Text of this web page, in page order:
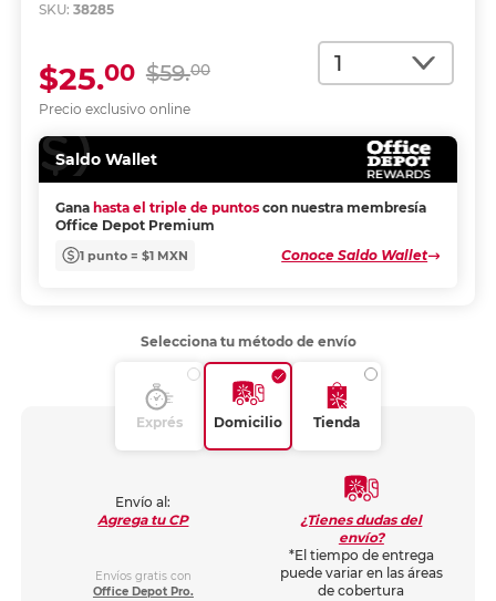
SKU: 38285
Cantidad
Precio exclusivo online
$59.00
$25.00
Saldo Wallet
Gana hasta el triple de puntos con nuestra membresía
Office Depot Premium
1 punto = $1 MXN Conoce Saldo Wallet
Selecciona tu método de envío
Exprés Domicilio Tienda
Envío al:
Agrega tu CP
Envíos gratis con
Office Depot Pro.
¿Tienes dudas del
envío?
*El tiempo de entrega
puede variar en las áreas
de cobertura